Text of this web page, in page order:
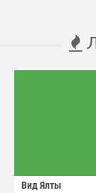
Вид Ялты